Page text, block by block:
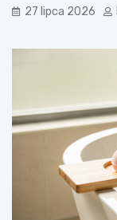
27 lipca 2026